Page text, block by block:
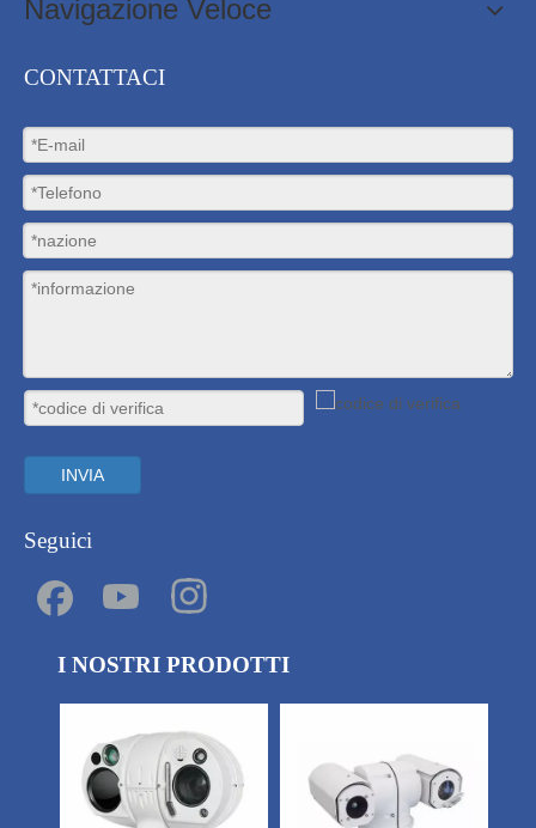
Navigazione Veloce
CONTATTACI
INVIA
Seguici
I NOSTRI PRODOTTI